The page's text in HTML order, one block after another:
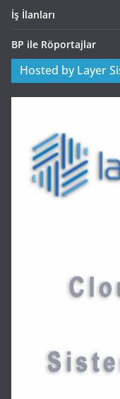
İş İlanları
BP ile Röportajlar
Hosted by Layer